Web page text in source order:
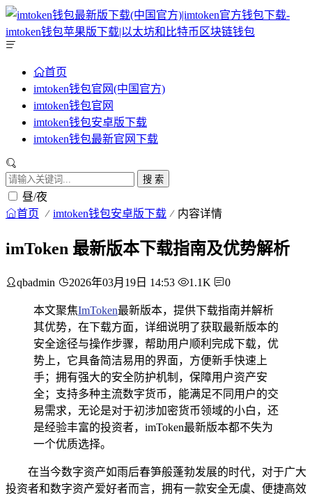
首页
imtoken钱包官网(中国官方)
imtoken钱包官网
imtoken钱包安卓版下载
imtoken钱包最新官网下载
搜 索
昼/夜
首页 imtoken钱包安卓版下载 内容详情
imToken 最新版本下载指南及优势解析
qbadmin 2026年03月19日 14:53 1.1K 0
本文聚焦ImToken最新版本，提供下载指南并解析
其优势，在下载方面，详细说明了获取最新版本的
安全途径与操作步骤，帮助用户顺利完成下载，优
势上，它具备简洁易用的界面，方便新手快速上
手；拥有强大的安全防护机制，保障用户资产安
全；支持多种主流数字货币，能满足不同用户的交
易需求，无论是对于初涉加密货币领域的小白，还
是经验丰富的投资者，imToken最新版本都不失为
一个优质选择。
在当今数字资产如雨后春笋般蓬勃发展的时代，对于广大
投资者和数字资产爱好者而言，拥有一款安全无虞、便捷高效